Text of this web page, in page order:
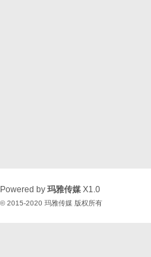
Powered by 玛雅传媒 X1.0
© 2015-2020 玛雅传媒 版权所有